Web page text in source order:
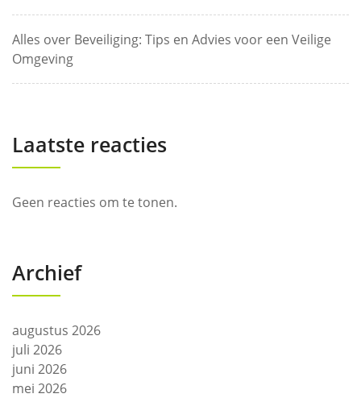
Alles over Beveiliging: Tips en Advies voor een Veilige
Omgeving
Laatste reacties
Geen reacties om te tonen.
Archief
augustus 2026
juli 2026
juni 2026
mei 2026